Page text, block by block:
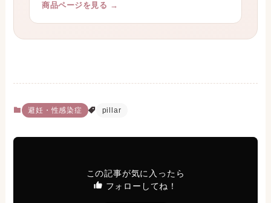
商品ページを見る →
避妊・性感染症 pillar
この記事が気に入ったら
フォローしてね！